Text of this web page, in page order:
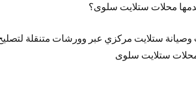
محلات ستلايت سلوى؟
ستلايت مركزي عبر وورشات متنقلة
محلات ستلايت سلوى